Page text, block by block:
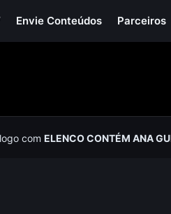
Envie Conteúdos Parceiros
comELENCO CONTÉM ANA